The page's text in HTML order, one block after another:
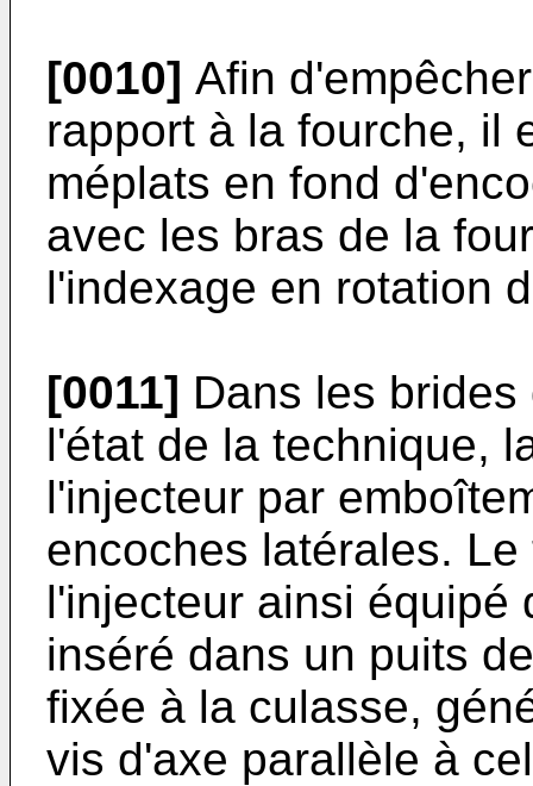
[0010] Afin
rapport à la fourche, il
méplats en fond
avec les bras de la
l'indexage en rotation
[0011] Dans les
l'état de la technique,
l'injecteur par
encoches latérales.
l'injecteur ainsi équipé
inséré dans un puits
fixée à la culasse,
vis d'axe parallèle à